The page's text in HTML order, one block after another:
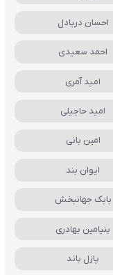
احسان دریادل
احمد سعیدی
امید آمری
امید حاجیلی
امین بانی
ایوان بند
بابک جهانبخش
بنیامین بهادری
پازل باند